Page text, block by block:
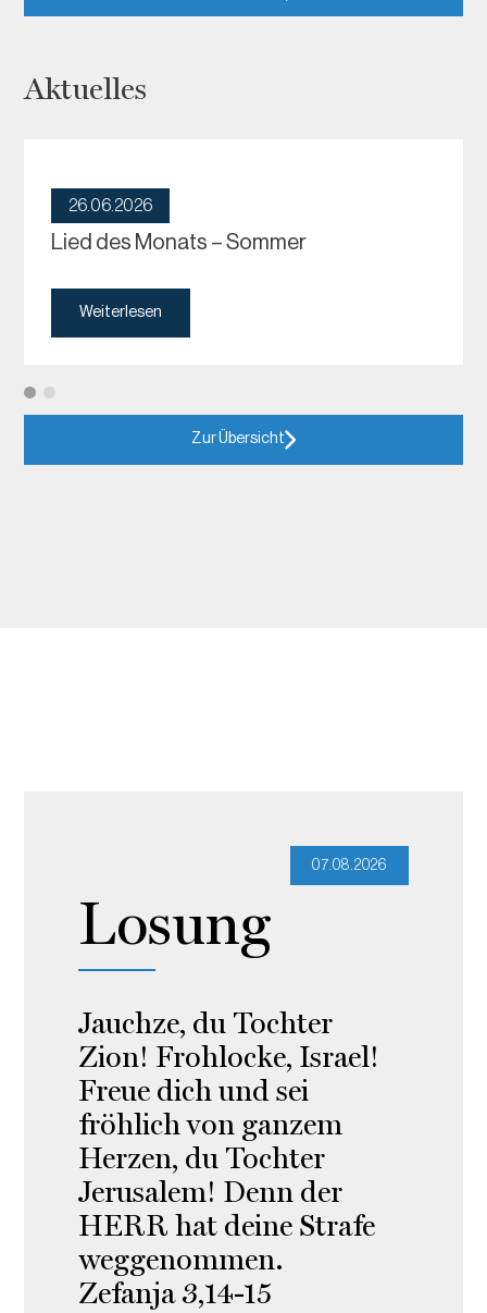
Aktuelles
26.06.2026
Lied des Monats – Sommer
Weiterlesen
Zur Übersicht
Losung
07.08.2026
Jauchze, du Tochter
Zion! Frohlocke, Israel!
Freue dich und sei
fröhlich von ganzem
Herzen, du Tochter
Jerusalem! Denn der
HERR hat deine Strafe
weggenommen.
Zefanja 3,14-15